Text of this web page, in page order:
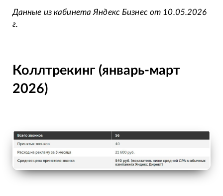
Данные из кабинета Яндекс Бизнес от 10.05.2026
г.
Коллтрекинг (январь-март
2026)